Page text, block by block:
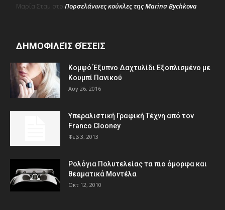
Μαρία Σταμ στο Πορσελάνινες κούκλες της Marina Bychkova
ΔΗΜΟΦΙΛΕΊΣ ΘΈΣΕΙΣ
Κομψό Έξυπνο Δαχτυλίδι Εξοπλισμένο με
Κουμπί Πανικού
Αυγ 26, 2016
Υπεραλιστική Γραφική Τέχνη από τον
Franco Clooney
Φεβ 3, 2013
Ρολόγια Πολυτελείας τα πιο όμορφα και
θεαματικά Μοντέλα
Οκτ 12, 2010